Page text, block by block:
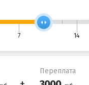
7 14
Переплата